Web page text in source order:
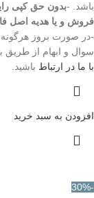
باشد. -بدون حق کپی
فروش و یا هدیه اصل
-در صورت بروز
سوال و ابهام از
با ما در ارتباط باشید.
افزودن به سبد خرید
-30%